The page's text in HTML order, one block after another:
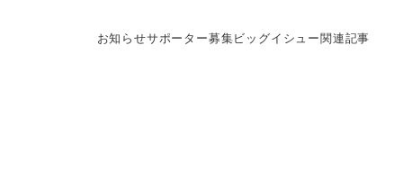
お知らせサポーター募集ビッグイシュー関連記事